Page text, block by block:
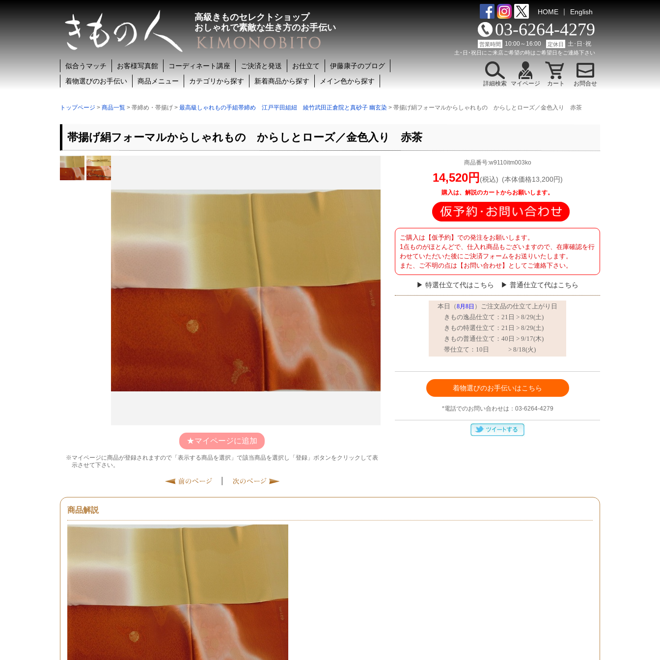
高級きものセレクトショップ
おしゃれで素敵な生き方のお手伝い
HOME ｜ English
似合うマッチ お客様写真館 コーディネート講座 ご決済と発送 お仕立て
伊藤康子のブログ
着物選びのお手伝い
商品メニュー カテゴリから探す 新着商品から探す メイン色から探す 詳細検索 マイページ カート お問合せ
03-6264-4279
営業時間 10:00～16:00 定休日 土･日･祝
土･日･祝日にご来店ご希望の時はご希望日をご連絡下さい
トップページ > 商品一覧 > 帯締め・帯揚げ > 最高級しゃれもの手組帯締め 江戸平田組紐 綾竹武田正倉院と真砂子 幽玄染 > 帯揚げ絹フォーマルからしゃれもの からしとローズ／金色入り 赤茶
帯揚げ絹フォーマルからしゃれもの からしとローズ／金色入り 赤茶
マイページに追加
マイページに商品が登録されますので「表示する商品を選択」で該当商品を選択し「登録」ボタンをクリックして表
示させて下さい。
商品番号:w9110itm003ko
14,520円 (税込) (本体価格13,200円)
購入は、解説のカートからお願いします。
ご購入は【仮予約】での発注をお願いします。
1点ものがほとんどで、仕入れ商品もございますので、在庫確認を行
わせていただいた後にご決済フォームをお送りいたします。
また、ご不明の点は【お問い合わせ】としてご連絡下さい。
特選仕立て代はこちら 普通仕立て代はこちら
着物選びのお手伝いはこちら
*電話でのお問い合わせは：03-6264-4279
商品解説